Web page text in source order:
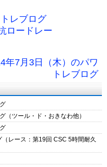
レブログ
ロードレー
7月3日（木）のパワ
トレブログ
（ツール・ド・おきなわ他）
レース：第19回 CSC 5時間耐久